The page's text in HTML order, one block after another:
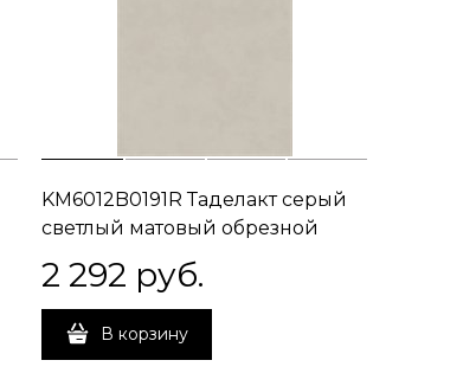
KM6012B0191R Таделакт серый
светлый матовый обрезной
2 292 руб.
В корзину